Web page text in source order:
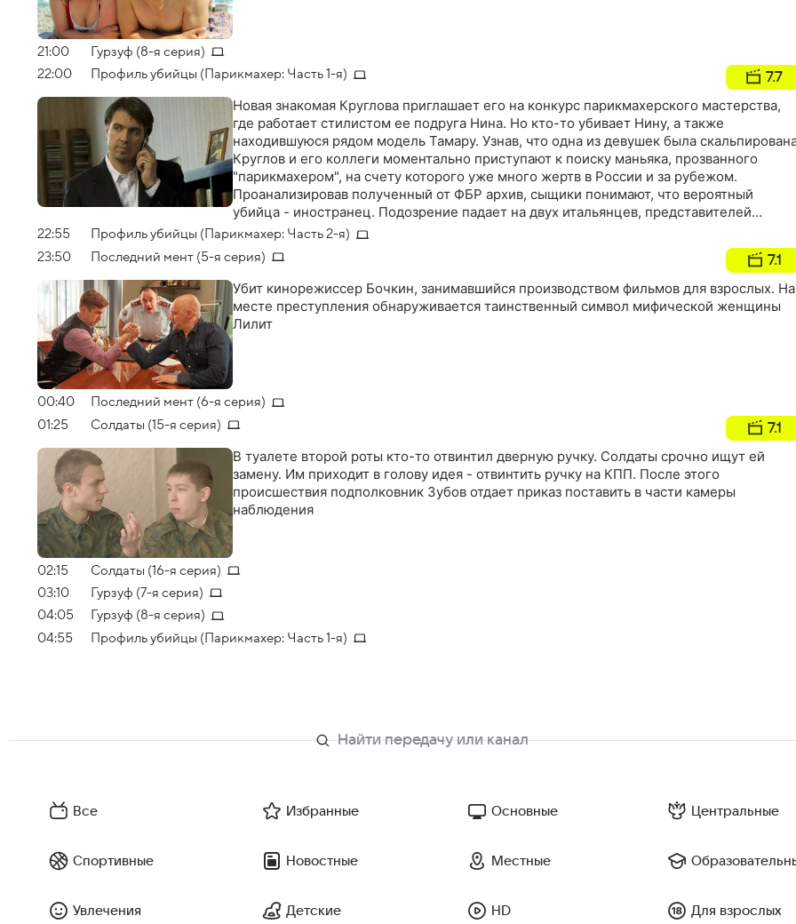
21:00
Гурзуф (8-я серия)
22:00
Профиль убийцы (Парикмахер: Часть 1-я) 7.7
Новая знакомая Круглова приглашает его на конкурс парикмахерского мастерства,
где работает стилистом ее подруга Нина. Но кто-то убивает Нину, а также
находившуюся рядом модель Тамару. Узнав, что одна из девушек была
Круглов и его коллеги моментально приступают к поиску маньяка, прозванного
"парикмахером", на счету которого уже много жертв в России и за рубежом.
Проанализировав полученный от ФБР архив, сыщики понимают, что вероятный
убийца - иностранец. Подозрение падает на двух итальянцев, представителей
компании по производству парикмахерского оборудования. Выясняется, что один из
них в детстве потерял сестру, которую обнаружили убитой и скальпированной
22:55
Профиль убийцы (Парикмахер: Часть 2-я)
23:50
Последний мент (5-я серия) 7.1
Убит кинорежиссер Бочкин, занимавшийся производством фильмов для взрослых. На
месте преступления обнаруживается таинственный символ мифической женщины
Лилит
00:40
Последний мент (6-я серия)
01:25
Солдаты (15-я серия) 7.1
В туалете второй роты кто-то отвинтил дверную ручку. Солдаты срочно ищут ей
замену. Им приходит в голову идея - отвинтить ручку на КПП. После этого
происшествия подполковник Зубов отдает приказ поставить в части камеры
наблюдения
02:15
Солдаты (16-я серия)
03:10
Гурзуф (7-я серия)
04:05
Гурзуф (8-я серия)
04:55
Профиль убийцы (Парикмахер: Часть 1-я)
Все Избранные Основные Центральные
Спортивные Новостные Местные
Увлечения Детские HD Для взрослых